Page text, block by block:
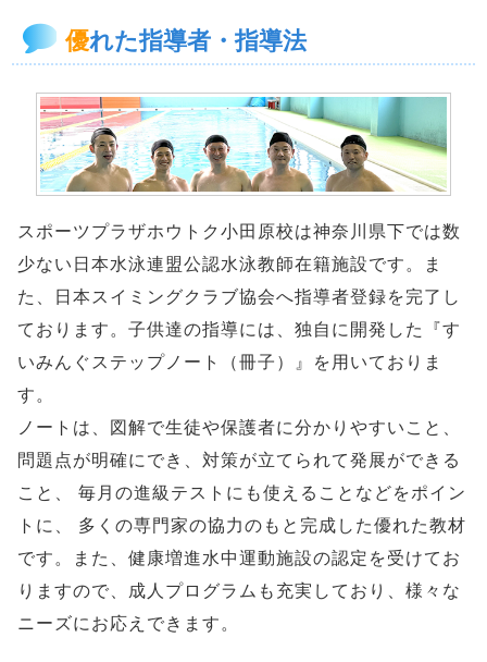
優れた指導者・指導法
スポーツプラザホウトク小田原校は神奈川県下では数
少ない日本水泳連盟公認水泳教師在籍施設です。ま
た、日本スイミングクラブ協会へ指導者登録を完了し
ております。子供達の指導には、独自に開発した『す
いみんぐステップノート（冊子）』を用いておりま
す。
ノートは、図解で生徒や保護者に分かりやすいこと、
問題点が明確にでき、対策が立てられて発展ができる
こと、 毎月の進級テストにも使えることなどをポイン
トに、 多くの専門家の協力のもと完成した優れた教材
です。また、健康増進水中運動施設の認定を受けてお
りますので、成人プログラムも充実しており、様々な
ニーズにお応えできます。